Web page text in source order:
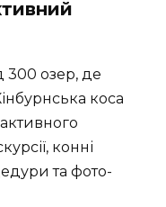
300 озер, де
коса
конні
та фото-